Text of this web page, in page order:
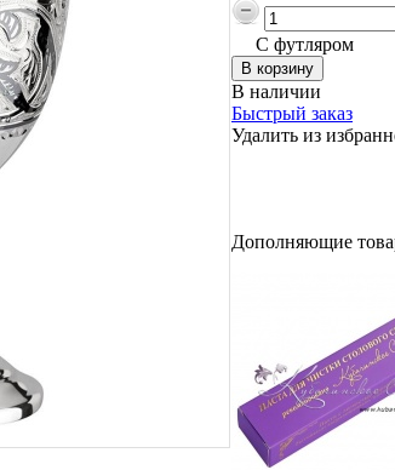
С футляром
В наличии
Быстрый заказ
Удалить из
Дополняющие